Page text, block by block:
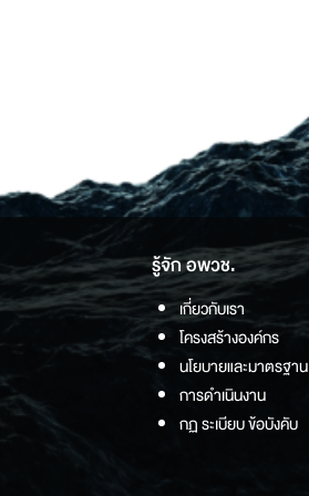
รู้จัก อพวช.
เกี่ยวกับเรา
โครงสร้างองค์กร
นโยบายและมาตรฐาน
การดำเนินงาน
กฏ ระเบียบ ข้อบังคับ